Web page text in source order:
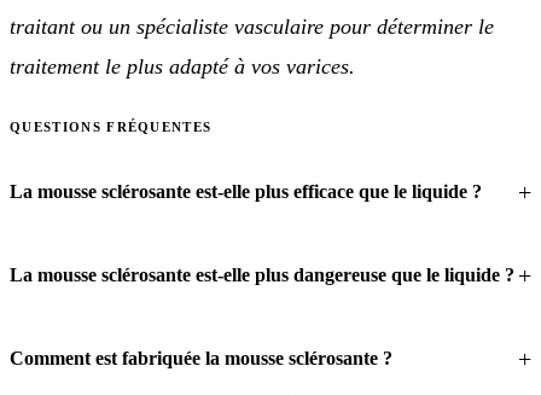
traitant ou un spécialiste vasculaire pour déterminer le
traitement le plus adapté à vos varices.
QUESTIONS FRÉQUENTES
La mousse sclérosante est-elle plus efficace que le liquide ?
La mousse sclérosante est-elle plus dangereuse que le liquide ?
Comment est fabriquée la mousse sclérosante ?